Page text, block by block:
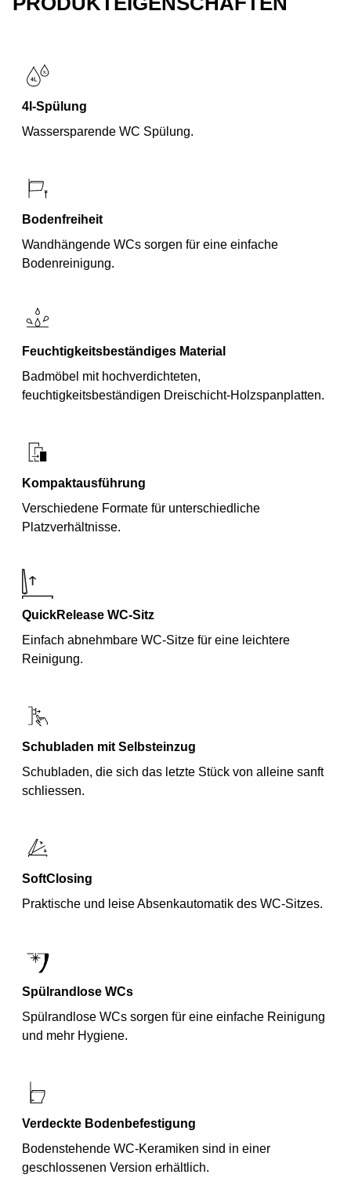
4l-Spülung
Wassersparende WC Spülung.
Bodenfreiheit
Wandhängende WCs sorgen für eine einfache
Bodenreinigung.
Feuchtigkeitsbeständiges Material
Badmöbel mit hochverdichteten,
feuchtigkeitsbeständigen Dreischicht-Holzspanplatten.
Kompaktausführung
Verschiedene Formate für unterschiedliche
Platzverhältnisse.
QuickRelease WC-Sitz
Einfach abnehmbare WC-Sitze für eine leichtere
Reinigung.
Schubladen mit Selbsteinzug
Schubladen, die sich das letzte Stück von alleine sanft
schliessen.
SoftClosing
Praktische und leise Absenkautomatik des WC-Sitzes.
Spülrandlose WCs
Spülrandlose WCs sorgen für eine einfache Reinigung
und mehr Hygiene.
Verdeckte Bodenbefestigung
Bodenstehende WC-Keramiken sind in einer
geschlossenen Version erhältlich.